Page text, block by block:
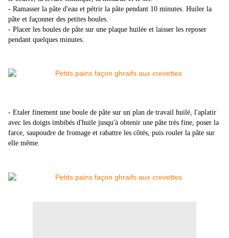
- Ramasser la pâte d'eau et pétrir la pâte pendant 10 minutes. Huiler la
pâte et façonner des petites boules.
- Placer les boules de pâte sur une plaque huilée et laisser les reposer
pendant quelques minutes.
- Etaler finement une boule de pâte sur un plan de travail huilé, l'aplatir
avec les doigts imbibés d'huile jusqu'à obtenir une pâte très fine, poser la
farce, saupoudre de fromage et rabattre les côtés, puis rouler la pâte sur
elle même.